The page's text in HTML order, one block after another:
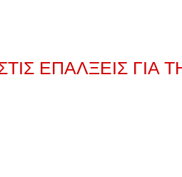
ΕΠΆΛΞΕΙΣ ΓΙΑ